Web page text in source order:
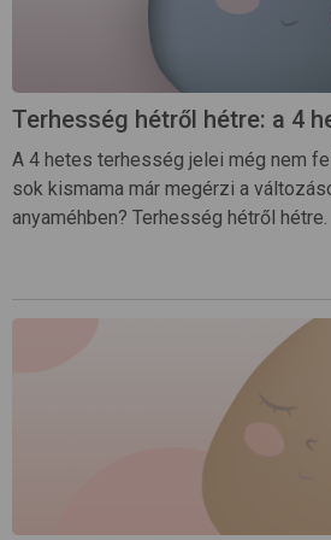
Terhesség hétről hétre: a 4
A 4 hetes terhesség jelei még nem
sok kismama már megérzi a
anyaméhben? Terhesség hétről hétre.